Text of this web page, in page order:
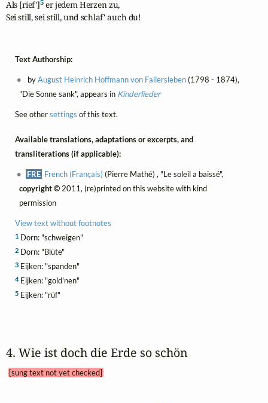
Als [rief']5 er jedem Herzen zu,
Sei still, sei still, und schlaf' auch du!
Text Authorship:
byAugust Heinrich Hoffmann von Fallersleben(1798 - 1874),
"Die Sonne sank", appears in Kinderlieder
See othersettings of this text.
Available translations, adaptations or excerpts, and
transliterations (if applicable):
FRE French (Français) (Pierre Mathé) , "Le soleil a baissé",
copyright ©2011, (re)printed on this website with kind
permission
View text without footnotes
1Dorn: "schweigen"
2Dorn: "Blüte"
3Eijken: "spanden"
4Eijken: "gold'nen"
5Eijken: "rüf"
4. Wie ist doch die Erde so schön
[sung text not yet checked]